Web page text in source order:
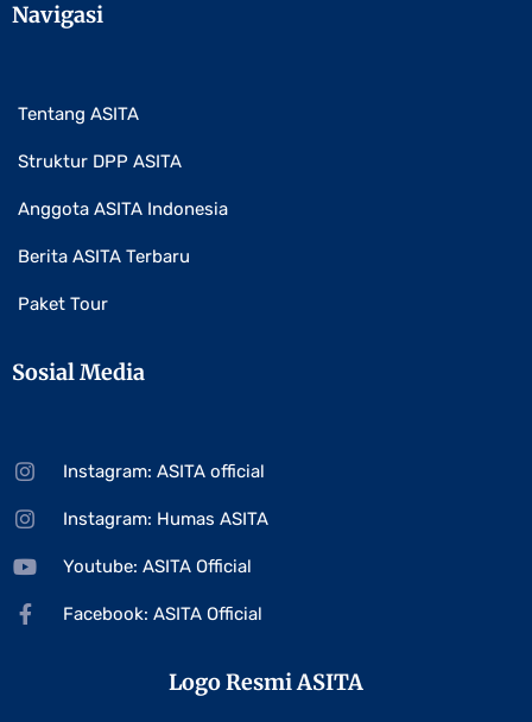
Navigasi
Tentang ASITA
Struktur DPP ASITA
Anggota ASITA Indonesia
Berita ASITA Terbaru
Paket Tour
Sosial Media
Instagram: ASITA official
Instagram: Humas ASITA
Youtube: ASITA Official
Facebook: ASITA Official
Logo Resmi ASITA